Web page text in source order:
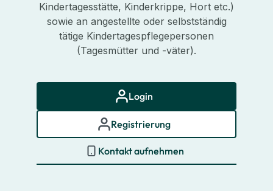
Kindertagesstätte, Kinderkrippe, Hort etc.)
sowie an angestellte oder selbstständig
tätige Kindertagespflegepersonen
(Tagesmütter und -väter).
Login
Registrierung
Kontakt aufnehmen